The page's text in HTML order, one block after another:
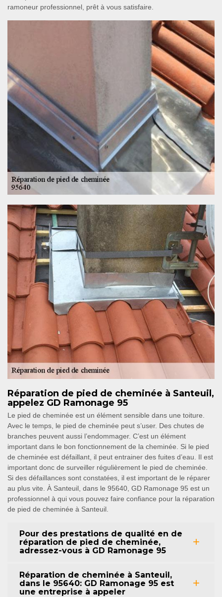
ramoneur professionnel, prêt à vous satisfaire.
Réparation de pied de cheminée à Santeuil,
appelez GD Ramonage 95
Le pied de cheminée est un élément sensible dans une toiture.
Avec le temps, le pied de cheminée peut s’user. Des chutes de
branches peuvent aussi l’endommager. C’est un élément
important dans le bon fonctionnement de la cheminée. Si le pied
de cheminée est défaillant, il peut entrainer des fuites d’eau. Il est
important donc de surveiller régulièrement le pied de cheminée.
Si des défaillances sont constatées, il est important de le réparer
au plus vite. À Santeuil, dans le 95640, GD Ramonage 95 est un
professionnel à qui vous pouvez faire confiance pour la réparation
de pied de cheminée à Santeuil.
Pour des prestations de qualité en de
réparation de pied de cheminée,
adressez-vous à GD Ramonage 95
Réparation de cheminée à Santeuil,
dans le 95640: GD Ramonage 95 est
une entreprise à appeler